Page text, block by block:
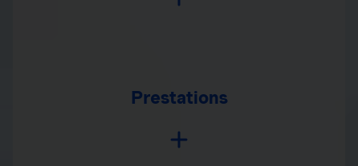
Prestations